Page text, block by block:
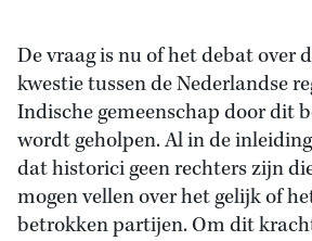
De vraag is nu of het debat over
kwestie tussen de Nederlandse
Indische gemeenschap door dit
wordt geholpen. Al in de
dat historici geen rechters zijn
mogen vellen over het gelijk of
betrokken partijen. Om dit